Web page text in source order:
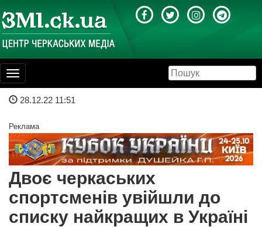
Toggle
navigation
28.12.22 11:51
Реклама
Двоє черкаських
спортсменів увійшли до
списку найкращих в Україні